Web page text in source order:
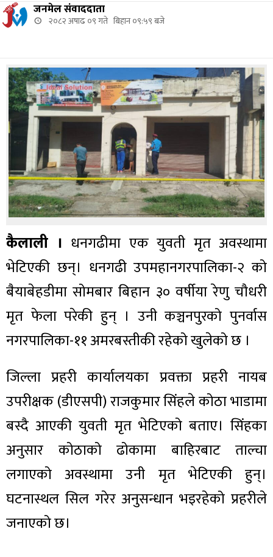
जनमेल संवाददाता
२०८२ अषाढ ०९ गते बिहान ०९:५९ बजे
कैलाली । धनगढीमा एक युवती मृत अवस्थामा
भेटिएकी छन्। धनगढी उपमहानगरपालिका-२ को
बैयाबेहडीमा सोमबार बिहान ३० वर्षीया रेणु चौधरी
मृत फेला परेकी हुन् । उनी कञ्चनपुरको पुनर्वास
नगरपालिका-११ अमरबस्तीकी रहेको खुलेको छ ।
जिल्ला प्रहरी कार्यालयका प्रवक्ता प्रहरी नायब
उपरीक्षक (डीएसपी) राजकुमार सिंहले कोठा भाडामा
बस्दै आएकी युवती मृत भेटिएको बताए। सिंहका
अनुसार कोठाको ढोकामा बाहिरबाट ताल्चा
लगाएको अवस्थामा उनी मृत भेटिएकी हुन्।
घटनास्थल सिल गरेर अनुसन्धान भइरहेको प्रहरीले
जनाएको छ।